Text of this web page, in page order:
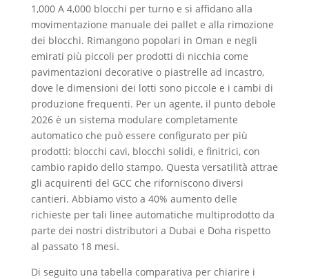
1,000 A 4,000 blocchi per turno e si affidano alla
movimentazione manuale dei pallet e alla rimozione
dei blocchi. Rimangono popolari in Oman e negli
emirati più piccoli per prodotti di nicchia come
pavimentazioni decorative o piastrelle ad incastro,
dove le dimensioni dei lotti sono piccole e i cambi di
produzione frequenti. Per un agente, il punto debole
2026 è un sistema modulare completamente
automatico che può essere configurato per più
prodotti: blocchi cavi, blocchi solidi, e finitrici, con
cambio rapido dello stampo. Questa versatilità attrae
gli acquirenti del GCC che riforniscono diversi
cantieri. Abbiamo visto a 40% aumento delle
richieste per tali linee automatiche multiprodotto da
parte dei nostri distributori a Dubai e Doha rispetto
al passato 18 mesi.
Di seguito una tabella comparativa per chiarire i